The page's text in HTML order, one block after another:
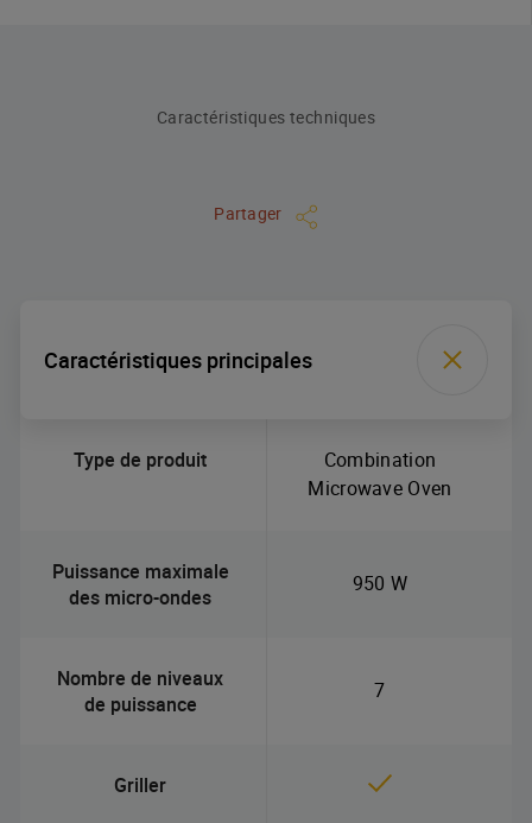
Caractéristiques techniques
Partager
Caractéristiques principales
Type de produit
Combination
Microwave Oven
Puissance maximale
des micro-ondes
950 W
Nombre de niveaux
de puissance
7
Griller